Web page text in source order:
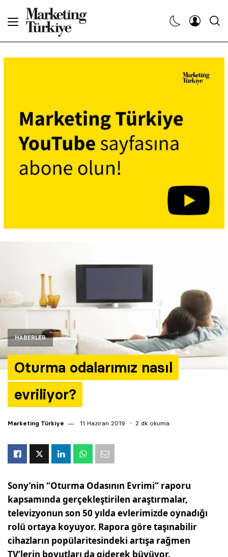
HABERLER
Oturma odalarımız nasıl
evriliyor?
Marketing Türkiye 11 Haziran 2019 2 dk okuma
Sony’nin “Oturma Odasının Evrimi” raporu
kapsamında gerçekleştirilen araştırmalar,
televizyonun son 50 yılda evlerimizde oynadığı
rolü ortaya koyuyor. Rapora göre taşınabilir
cihazların popülaritesindeki artışa rağmen
TV’lerin boyutları da giderek büyüyor.
Dergiler
Etkinlikler